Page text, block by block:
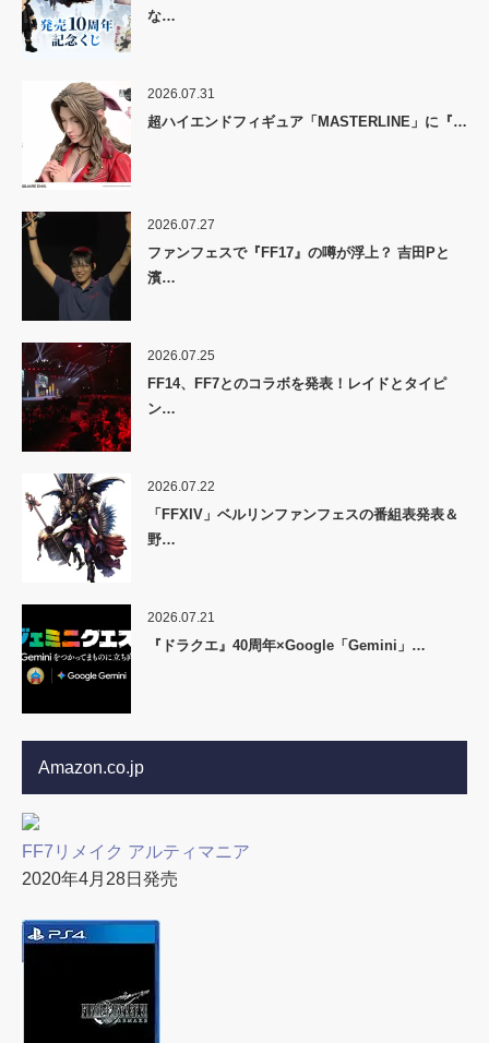
な…
2026.07.31
超ハイエンドフィギュア「MASTERLINE」に『…
2026.07.27
ファンフェスで『FF17』の噂が浮上？ 吉田Pと
濱…
2026.07.25
FF14、FF7とのコラボを発表！レイドとタイピ
ン…
2026.07.22
「FFXIV」ベルリンファンフェスの番組表発表＆
野…
2026.07.21
『ドラクエ』40周年×Google「Gemini」…
Amazon.co.jp
FF7リメイク アルティマニア
2020年4月28日発売